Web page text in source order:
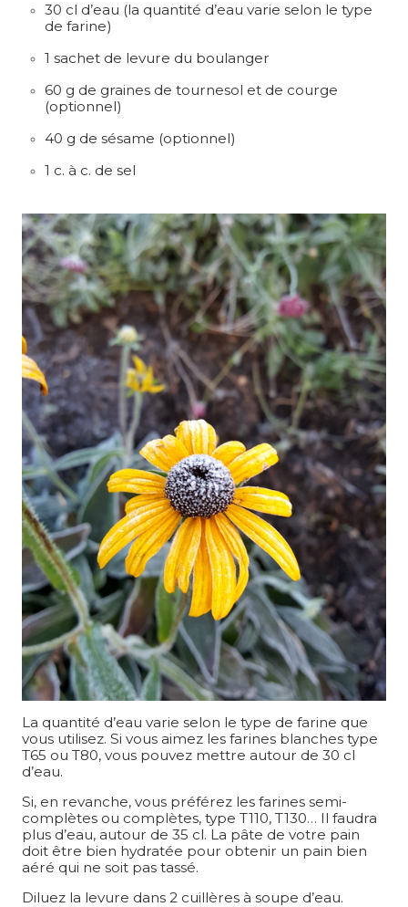
30 cl d’eau (la quantité d’eau varie selon le type
de farine)
1 sachet de levure du boulanger
60 g de graines de tournesol et de courge
(optionnel)
40 g de sésame (optionnel)
1 c. à c. de sel
La quantité d’eau varie selon le type de farine que
vous utilisez. Si vous aimez les farines blanches type
T65 ou T80, vous pouvez mettre autour de 30 cl
d’eau.
Si, en revanche, vous préférez les farines semi-
complètes ou complètes, type T110, T130… Il faudra
plus d’eau, autour de 35 cl. La pâte de votre pain
doit être bien hydratée pour obtenir un pain bien
aéré qui ne soit pas tassé.
Diluez la levure dans 2 cuillères à soupe d’eau.